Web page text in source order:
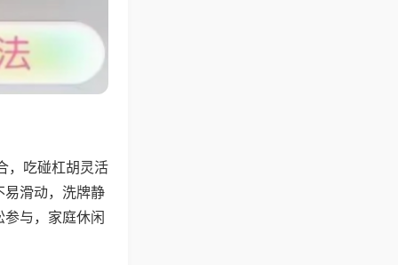
，吃碰杠胡灵活
易滑动，洗牌静
与，家庭休闲